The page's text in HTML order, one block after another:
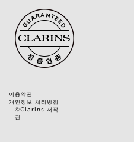
이용약관 |
개인정보 처리방침
©Clarins 저작
권